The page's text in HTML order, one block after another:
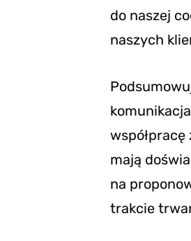
do naszej
naszych
mają
na
trakcie